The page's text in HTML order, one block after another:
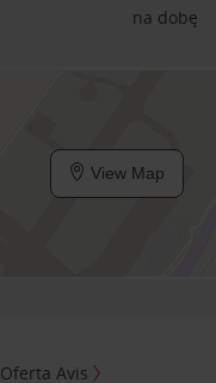
na dobę
View Map
Oferta Avis